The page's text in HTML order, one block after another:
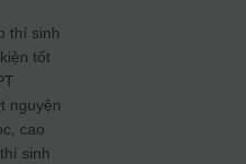
thí sinh
tốt
nguyện
cao
sinh